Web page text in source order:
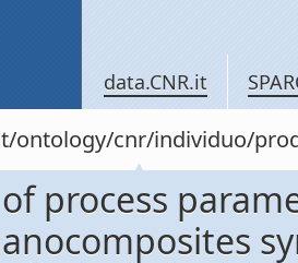
data.CNR.it
ontology/cnr/individuo/
process